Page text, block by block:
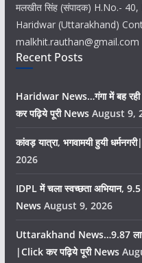
मलखीत सिंह (संपादक) H.No.-
Haridwar (Uttarakhand)
malkhit.rauthan@gmail.com
Recent Posts
Haridwar News…गंगा में बह रही
कर पढ़िये पूरी News August 9,
कांवड़ यात्रा, भगवामयी हुयी
2026
IDPL में चला स्वच्छता अभियान,
News August 9, 2026
Uttarakhand News…9.87 लाख
|Click कर पढ़िये पूरी News